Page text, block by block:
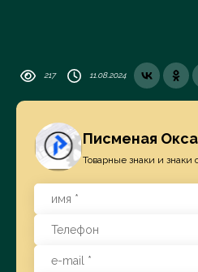
217 11.08.2024
Писменая
Товарные знаки и знаки